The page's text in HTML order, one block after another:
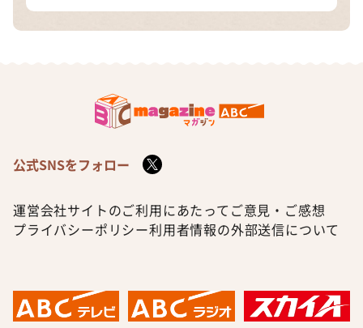
公式SNSをフォロー
運営会社サイトのご利用にあたって ご意見・ご感想
プライバシーポリシー利用者情報の外部送信について